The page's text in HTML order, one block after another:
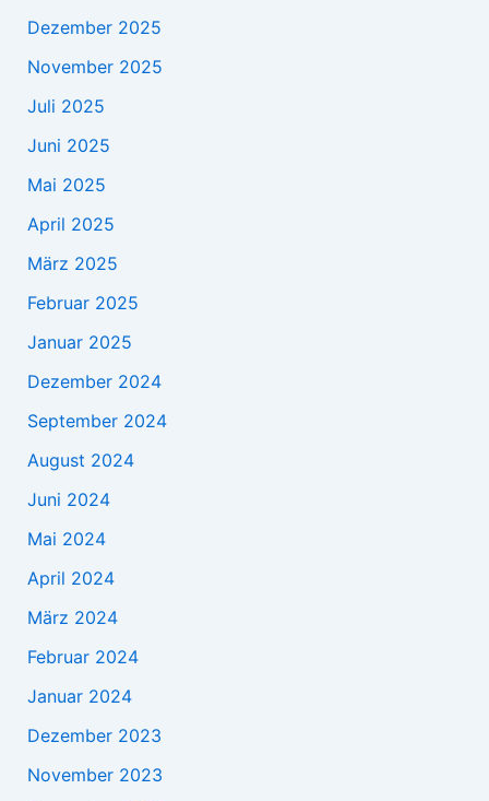
Dezember 2025
November 2025
Juli 2025
Juni 2025
Mai 2025
April 2025
März 2025
Februar 2025
Januar 2025
Dezember 2024
September 2024
August 2024
Juni 2024
Mai 2024
April 2024
März 2024
Februar 2024
Januar 2024
Dezember 2023
November 2023